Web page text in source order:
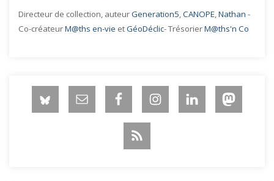
Directeur de collection, auteurGeneration5,CANOPE,Nathan -
Co-créateurM@ths en-vie etGéoDéclic- TrésorierM@ths'n Co